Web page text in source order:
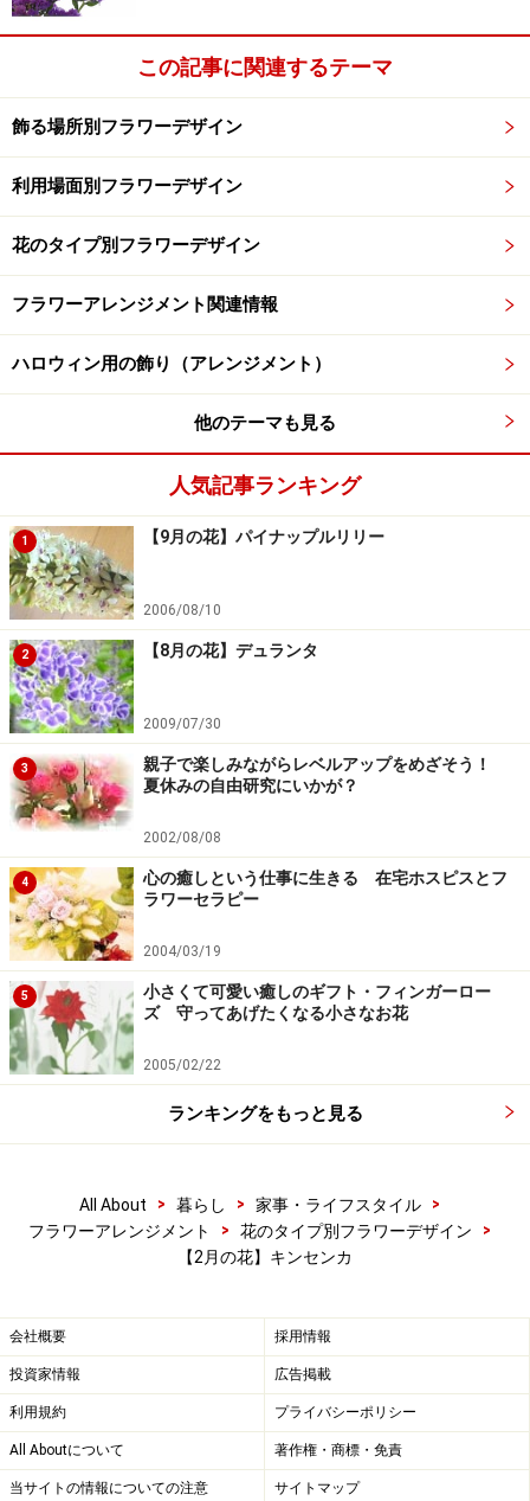
キンセンカの花色は鮮やかなオレンジやイエローのビタ
ミンカラーが多いお花ですね。このような暖色系は体を
ため元気になれそうですね。いつでも身近においておき
たいお花です。
**キンセンカの参考サイト**
キンセンカ（カレンデュラ）[from草木図譜-]
キンセンカ[fromGARDENさかもと-]
[from アロマセラピーの世界へようこ
※記事内容は執筆時点のものです。最新の内容をご確認くださ
い。
【編集部おすすめの購入サイト】
Amazonでフラワーアレンジメント関連の商品をチ
ェック！
楽天市場でフラワーアレンジメント関連の商品を
この記事に関連するテーマ
飾る場所別フラワーデザイン
利用場面別フラワーデザイン
花のタイプ別フラワーデザイン
フラワーアレンジメント関連情報
ハロウィン用の飾り（アレンジメント）
他のテーマも見る
人気記事ランキング
1 【9月の花】パイナップルリリー
2006/08/10
2 【8月の花】デュランタ
2009/07/30
3
親子で楽しみながらレベルアップをめざそう！
夏休みの自由研究にいかが？
2002/08/08
4
心の癒しという仕事に生きる 在宅ホスピスとフ
ラワーセラピー
2004/03/19
5
小さくて可愛い癒しのギフト・フィンガーロー
ズ 守ってあげたくなる小さなお花
2005/02/22
ランキングをもっと見る
All About > 暮らし > 家事・ライフスタイル
>
フラワーアレンジメント
> 花のタイプ別フラワーデザイン
>
【2月の花】キンセンカ
会社概要 採用情報
投資家情報 広告掲載
利用規約 プライバシーポリシー
All Aboutについて 著作権・商標・免責
当サイトの情報についての注意 サイトマップ